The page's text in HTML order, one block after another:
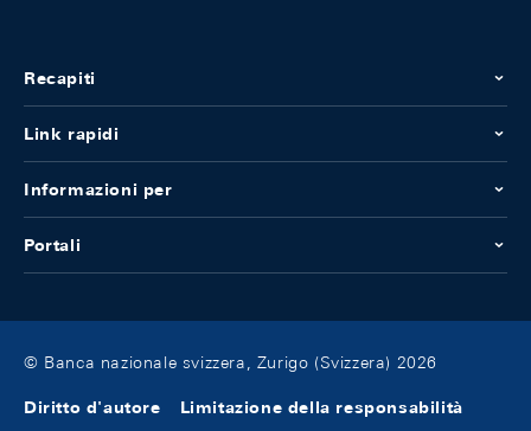
Recapiti
Link rapidi
Informazioni per
Portali
© Banca nazionale svizzera, Zurigo (Svizzera) 2026
Diritto d'autore Limitazione della responsabilità